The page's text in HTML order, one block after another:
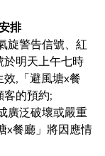
排
旋警告信號、紅
於明天上午七時
效,「避風塘x餐
客的預約;
廣泛破壞或嚴重
x餐廳」將因應情